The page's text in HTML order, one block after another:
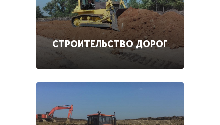
СТРОИТЕЛЬСТВО ДОРОГ